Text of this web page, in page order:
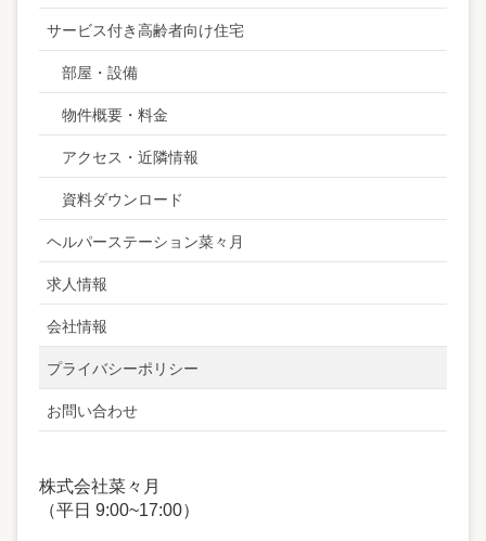
サービス付き高齢者向け住宅
部屋・設備
物件概要・料金
アクセス・近隣情報
資料ダウンロード
ヘルパーステーション菜々月
求人情報
会社情報
プライバシーポリシー
お問い合わせ
株式会社菜々月
（平日 9:00~17:00）